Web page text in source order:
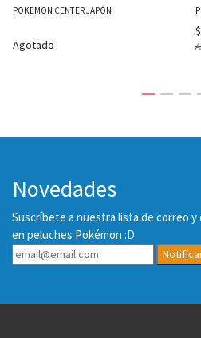
POKEMON CENTER JAPÓN
Agotado
Novedades
Suscríbete a nuestra lista de correo
en peluches Pokémon :D